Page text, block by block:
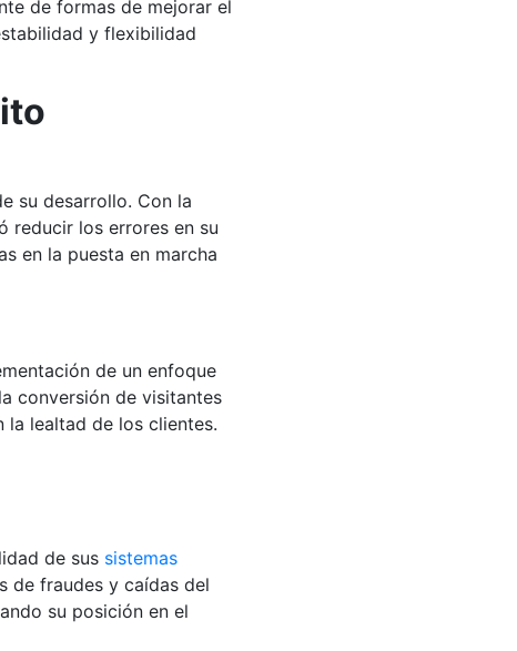
de formas de mejorar el
y flexibilidad
su desarrollo. Con la
reducir los errores en su
en la puesta en marcha
de un enfoque
conversión de visitantes
la lealtad de los clientes.
de sus sistemas
de fraudes y caídas del
su posición en el